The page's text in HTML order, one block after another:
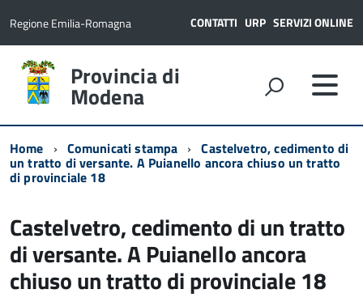
Regione Emilia-Romagna CONTATTI URP SERVIZI ONLINE
Provincia di
Modena
Home Comunicati stampa Castelvetro, cedimento di
un tratto di versante. A Puianello ancora chiuso un tratto
di provinciale 18
Castelvetro, cedimento di un tratto
di versante. A Puianello ancora
chiuso un tratto di provinciale 18